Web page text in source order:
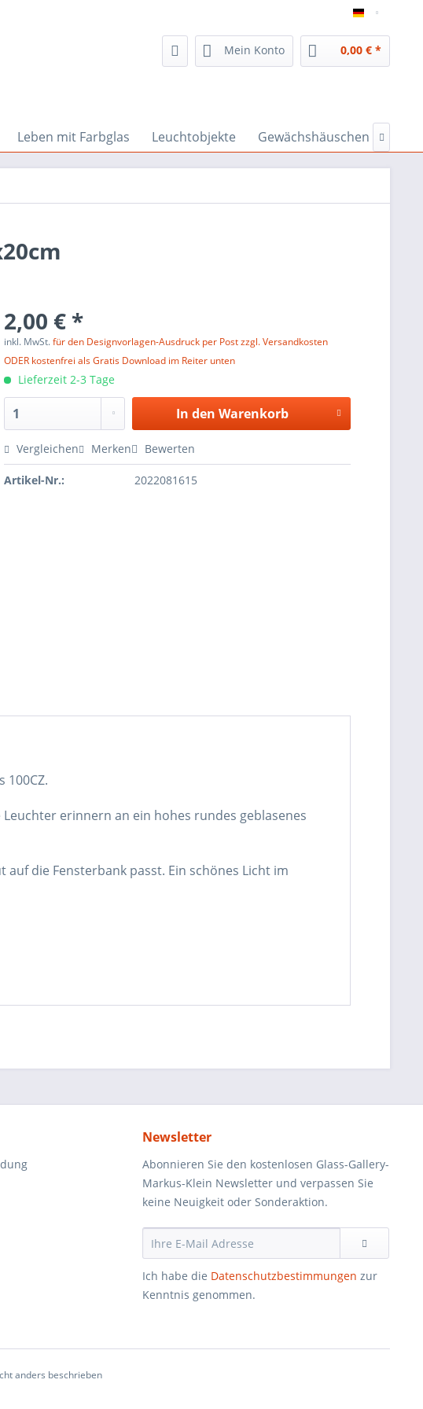
Mein Konto 0,00 € *
Leben mit Farbglas Leuchtobjekte Gewächshäuschen & Co

2,00 € *
inkl. MwSt.für den Designvorlagen-Ausdruck per Post zzgl. Versandkosten
ODER kostenfrei als Gratis Download im Reiter unten
Lieferzeit 2-3 Tage
In den Warenkorb
Vergleichen Merken Bewerten
Artikel-Nr.: 2022081615
100CZ.
erinnern an ein hohes rundes geblasenes
auf die Fensterbank passt. Ein schönes Licht im
Newsletter
Abonnieren Sie den kostenlosen Glass-Gallery-
Markus-Klein Newsletter und verpassen Sie
keine Neuigkeit oder Sonderaktion.
Ich habe die Datenschutzbestimmungen zur
Kenntnis genommen.
anders beschrieben